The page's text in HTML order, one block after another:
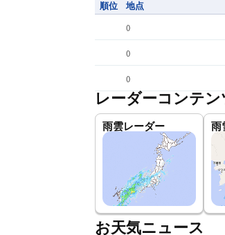
順位 地点
()
()
()
レーダーコンテン
雨雲レーダー 雨
お天気ニュース